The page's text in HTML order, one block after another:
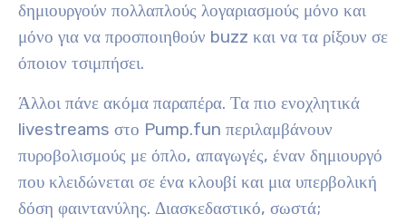
δημιουργούν πολλαπλούς λογαριασμούς μόνο και
μόνο για να προσποιηθούν buzz και να τα ρίξουν σε
όποιον τσιμπήσει.
Άλλοι πάνε ακόμα παραπέρα. Τα πιο ενοχλητικά
livestreams στο Pump.fun περιλαμβάνουν
πυροβολισμούς με όπλο, απαγωγές, έναν δημιουργό
που κλειδώνεται σε ένα κλουβί και μια υπερβολική
δόση φαιντανύλης. Διασκεδαστικό, σωστά;